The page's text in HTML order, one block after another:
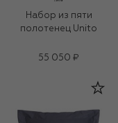
Набор из пяти
полотенец Unito
55 050 ₽